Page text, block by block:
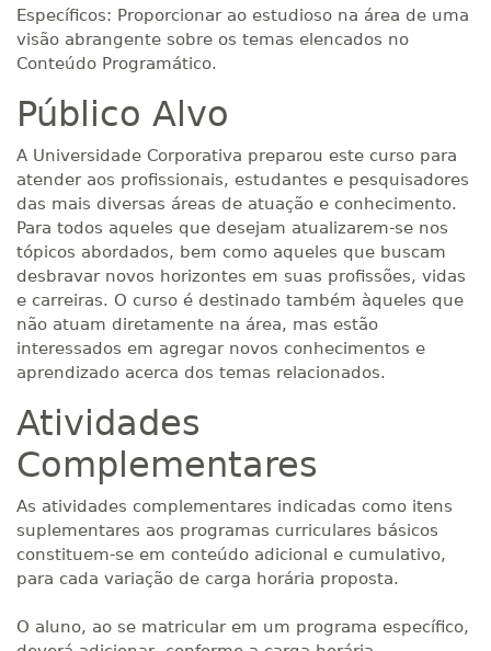
Específicos: Proporcionar ao estudioso na área de uma
visão abrangente sobre os temas elencados no
Conteúdo Programático.
Público Alvo
A Universidade Corporativa preparou este curso para
atender aos profissionais, estudantes e pesquisadores
das mais diversas áreas de atuação e conhecimento.
Para todos aqueles que desejam atualizarem-se nos
tópicos abordados, bem como aqueles que buscam
desbravar novos horizontes em suas profissões, vidas
e carreiras. O curso é destinado também àqueles que
não atuam diretamente na área, mas estão
interessados em agregar novos conhecimentos e
aprendizado acerca dos temas relacionados.
Atividades
Complementares
As atividades complementares indicadas como itens
suplementares aos programas curriculares básicos
constituem-se em conteúdo adicional e cumulativo,
para cada variação de carga horária proposta.
O aluno, ao se matricular em um programa específico,